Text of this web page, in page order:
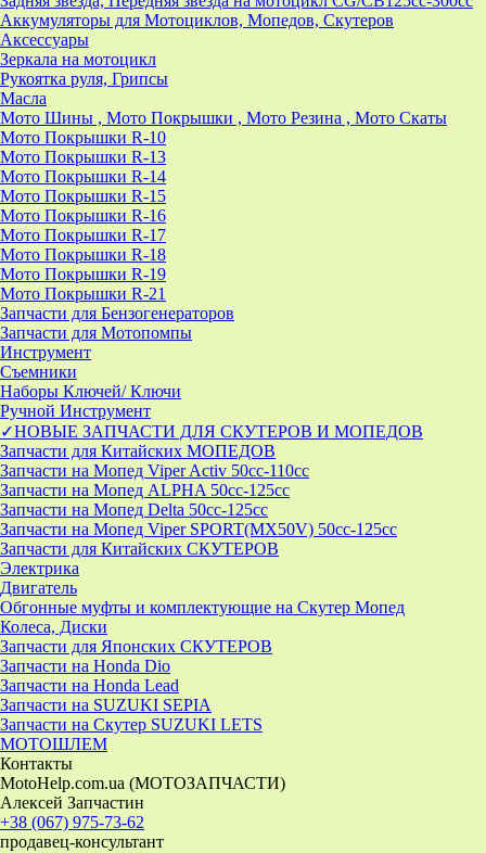
Аккумуляторы для Мотоциклов, Мопедов, Скутеров
Аксессуары
Зеркала на мотоцикл
Рукоятка руля, Грипсы
Масла
Мото Шины , Мото Покрышки , Мото Резина , Мото Скаты
Мото Покрышки R-10
Мото Покрышки R-13
Мото Покрышки R-14
Мото Покрышки R-15
Мото Покрышки R-16
Мото Покрышки R-17
Мото Покрышки R-18
Мото Покрышки R-19
Мото Покрышки R-21
Запчасти для Бензогенераторов
Запчасти для Мотопомпы
Инструмент
Съемники
Наборы Ключей/ Ключи
Ручной Инструмент
✓НОВЫЕ ЗАПЧАСТИ ДЛЯ СКУТЕРОВ И МОПЕДОВ
Запчасти для Китайских МОПЕДОВ
Запчасти на Мопед Viper Activ 50cc-110cc
Запчасти на Мопед ALPHA 50cc-125cc
Запчасти на Мопед Delta 50cc-125cc
Запчасти на Мопед Viper SPORT(MX50V) 50cc-125cc
Запчасти для Китайских СКУТЕРОВ
Электрика
Двигатель
Обгонные муфты и комплектующие на Скутер Мопед
Колеса, Диски
Запчасти для Японских СКУТЕРОВ
Запчасти на Honda Dio
Запчасти на Honda Lead
Запчасти на SUZUKI SEPIA
Запчасти на Скутер SUZUKI LETS
МОТОШЛЕМ
Контакты
MotoHelp.com.ua (МОТОЗАПЧАСТИ)
Алексей Запчастин
+38 (067) 975-73-62
продавец-консультант